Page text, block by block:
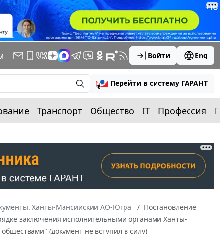
Войти Eng
Перейти в систему ГАРАНТ
Транспорт Общество IT Профессия
Ханты-Мансийский АО-Югра
Постановление
заключения исполнительными органами Ханты-
(документ не вступил в силу)